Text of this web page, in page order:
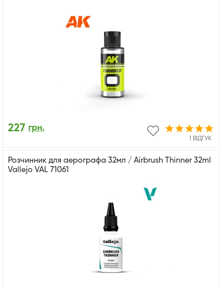
1 ВІДГУК
227 грн.
Розчинник для аерографа 32мл / Airbrush Thinner 32ml
Vallejo VAL 71061